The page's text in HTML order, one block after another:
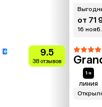
от 71
16
9.5
38 отзывов
линия